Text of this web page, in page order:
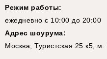
Режим работы:
ежедневно с 10:00 до 20:00
Адрес шоурума:
Москва, Туристская 25 к5,